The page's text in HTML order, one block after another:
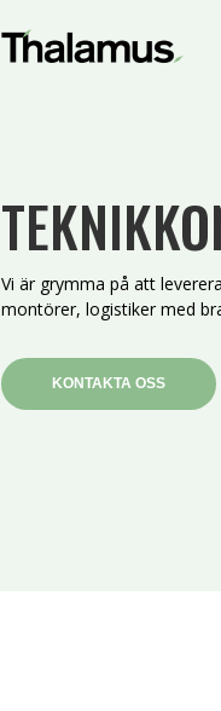
Vi är grymma på att
montörer, logistiker med
KONTAKTA OSS